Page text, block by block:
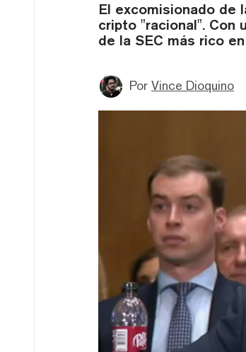
El excomisionado de
cripto "racional". Con
de la SEC más rico
Por Vince Dioquino